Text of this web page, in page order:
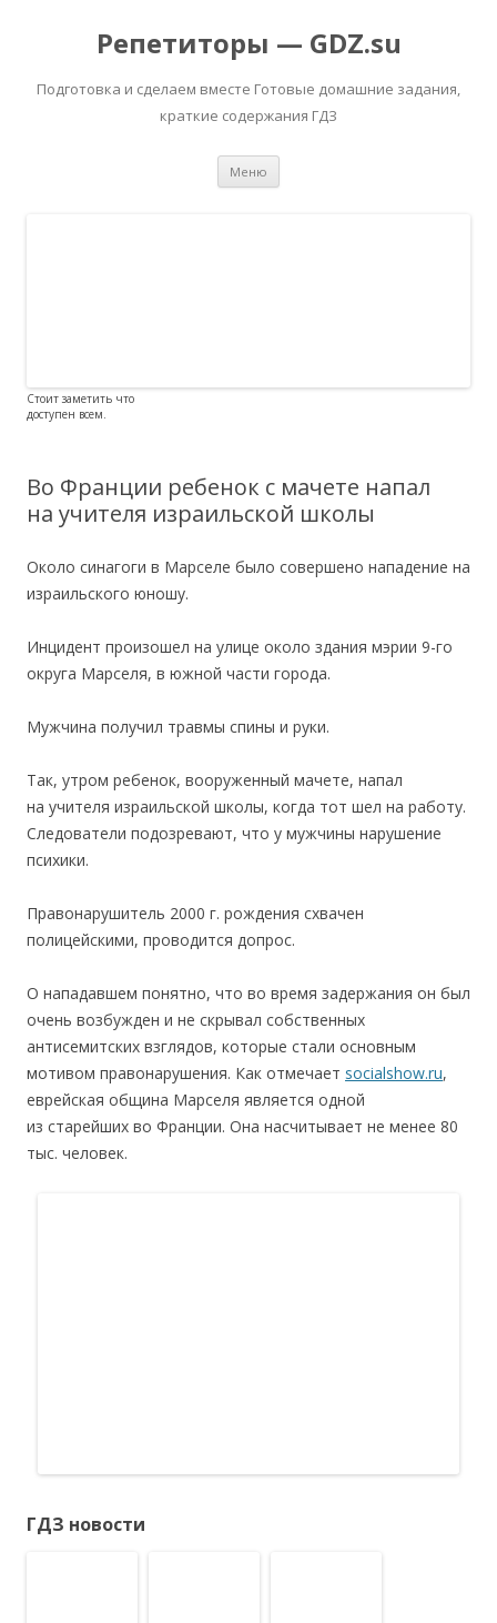
Репетиторы — GDZ.su
Подготовка и сделаем вместе Готовые домашние задания,
краткие содержания ГДЗ
Меню
Стоит заметить что
доступен всем.
Во Франции ребенок с мачете напал
на учителя израильской школы
Около синагоги в Марселе было совершено нападение на
израильского юношу.
Инцидент произошел на улице около здания мэрии 9-го
округа Марселя, в южной части города.
Мужчина получил травмы спины и руки.
Так, утром ребенок, вооруженный мачете, напал
на учителя израильской школы, когда тот шел на работу.
Следователи подозревают, что у мужчины нарушение
психики.
Правонарушитель 2000 г. рождения схвачен
полицейскими, проводится допрос.
О нападавшем понятно, что во время задержания он был
очень возбужден и не скрывал собственных
антисемитских взглядов, которые стали основным
мотивом правонарушения. Как отмечает socialshow.ru,
еврейская община Марселя является одной
из старейших во Франции. Она насчитывает не менее 80
тыс. человек.
ГДЗ новости